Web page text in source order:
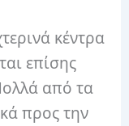
κέντρα
επίσης
από τα
προς την